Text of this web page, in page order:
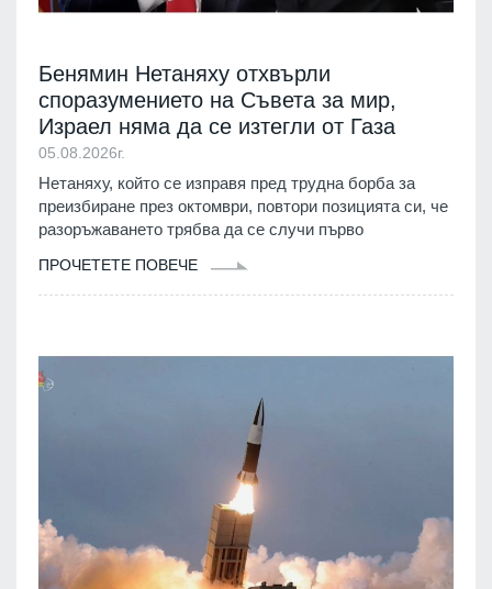
Бенямин Нетаняху отхвърли
споразумението на Съвета за мир,
Израел няма да се изтегли от Газа
05.08.2026г.
Нетаняху, който се изправя пред трудна борба за
преизбиране през октомври, повтори позицията си, че
разоръжаването трябва да се случи първо
ПРОЧЕТЕТЕ ПОВЕЧЕ